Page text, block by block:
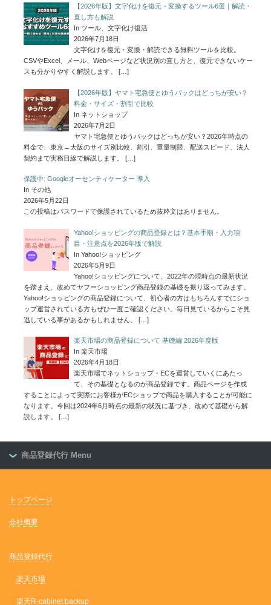
【2026年版】文字化けを復元・変換するツール6選｜解読・
直し方も解説
In ツール、文字化け復活
2026年7月18日
文字化けを復元・変換・解読できる無料ツールを比較。
CSVやExcel、メール、Webページなど状況別の直し方と、復元できないケー
スも分かりやすく解説します。
[…]
【2026年版】ヤマト宅急便とゆうパックはどっちが安い？
料金・サイズ・割引で比較
In ネットショップ
2026年7月2日
ヤマト宅急便とゆうパックはどっちが安い？2026年時点の
料金で、東京→大阪のサイズ別比較、割引、重量制限、配送スピード、法人
契約まで実務目線で解説します。
[…]
保護中: Googleオーセンティケーター 導入
In その他
2026年5月22日
この投稿はパスワードで保護されているため抜粋文はありません。
Yahoo!ショッピングの商品登録とは？基本手順・入力項
目・注意点を2026年版で解説
In Yahoo!ショッピング
2026年5月9日
Yahoo!ショッピングについて、2022年の現時点の最新状況
を踏まえ、改めてヤフーショッピング商品登録の基礎を振り返ってみます。
Yahoo!ショッピングの商品登録について、初心者の方はもちろんすでにショ
ップ運営されている方もぜひ一度ご確認ください。毎日見ているからこそ見
逃している事があるかもしれません。
[…]
楽天市場の商品登録について 基礎編 2026年度版
In 楽天市場
2026年4月18日
楽天市場でネットショップ・ECを運営していくにあたっ
て、その基礎となるのが商品登録です。商品ページを作成
することによって実際にお客様がECショップで商品を購入することが可能に
なります。今回は2024年6月時点の最新の状況に基づき、改めて基礎から解
説します。
[…]
商品登録代行 Menu
トップページ
会社概要
商品登録代行
楽天市場
楽天R-cabinet backup